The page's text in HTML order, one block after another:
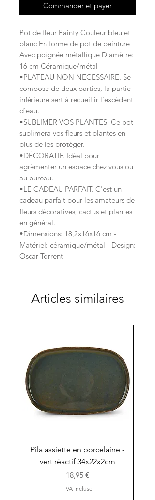
Commander et payer
Pot de fleur Painty Couleur bleu et
blanc En forme de pot de peinture
Avec poignée métallique Diamètre:
16 cm Céramique/métal
•PLATEAU NON NECESSAIRE. Se
compose de deux parties, la partie
inférieure sert à recueillir l'excédent
d'eau.
•SUBLIMER VOS PLANTES. Ce pot
sublimera vos fleurs et plantes en
plus de les protéger.
•DÉCORATIF. Idéal pour
agrémenter un espace chez vous ou
au bureau.
•LE CADEAU PARFAIT. C'est un
cadeau parfait pour les amateurs de
fleurs décoratives, cactus et plantes
en général.
•Dimensions: 18,2x16x16 cm -
Matériel: céramique/métal - Design:
Oscar Torrent
Articles similaires
Pila assiette en porcelaine -
vert réactif 34x22x2cm
Prix
18,95 €
TVA Incluse